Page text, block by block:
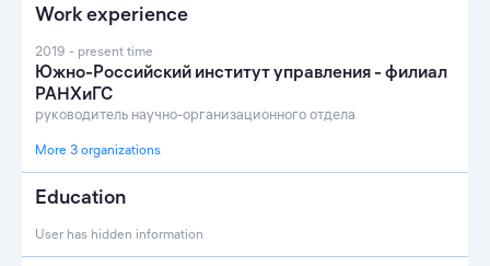
Work experience
2019 - present time
Южно-Российский институт управления - филиал
РАНХиГС
руководитель научно-организационного отдела
More 3 organizations
Education
User has hidden information